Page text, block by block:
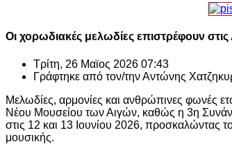
Οι χορωδιακές μελωδίες επιστρέφουν
Τρίτη, 26 Μαϊος 2026 07:43
Γράφτηκε από τον/τηνΑντώνης
Μελωδίες, αρμονίες και ανθρώπινες φωνές
Νέου Μουσείου των Αιγών, καθώς η 3η
στις 12 και 13 Ιουνίου 2026, προσκαλώντας
μουσικής.